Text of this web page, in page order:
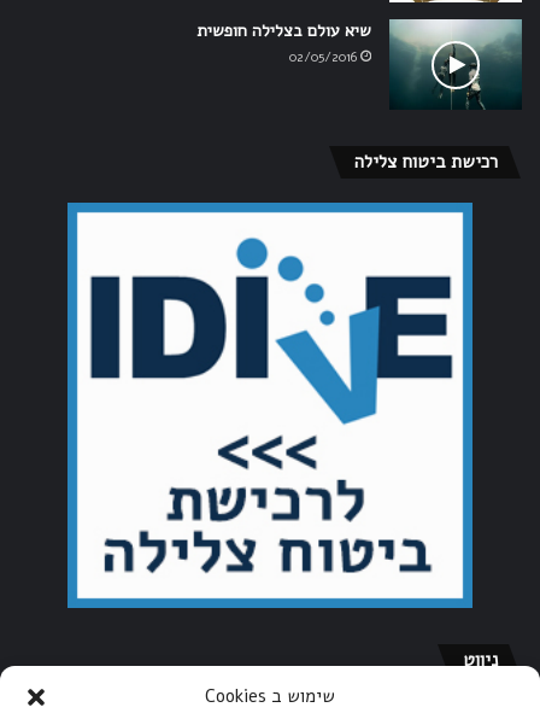
שימוש ב Cookies
שיא עולם בצלילה חופשית
02/05/2016
רכישת ביטוח צלילה
ניווט